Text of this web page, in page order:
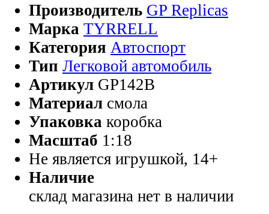
Производитель GP Replicas
Марка TYRRELL
Категория Автоспорт
Тип Легковой автомобиль
Артикул GP142B
Материал смола
Упаковка коробка
Масштаб 1:18
Не является игрушкой, 14+
Наличие
склад магазина нет в наличии